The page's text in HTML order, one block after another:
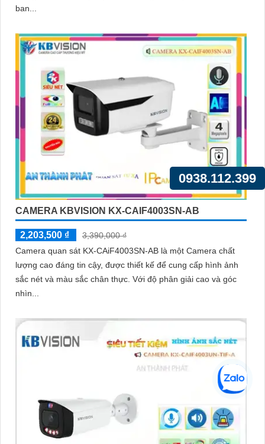
ban...
CAMERA KBVISION KX-CAIF4003SN-AB
2,203,500 ₫
3,390,000 ₫
Camera quan sát KX-CAiF4003SN-AB là một Camera chất
lượng cao đáng tin cậy, được thiết kế để cung cấp hình ảnh
sắc nét và màu sắc chân thực. Với độ phân giải cao và góc
nhìn...
0938.112.399